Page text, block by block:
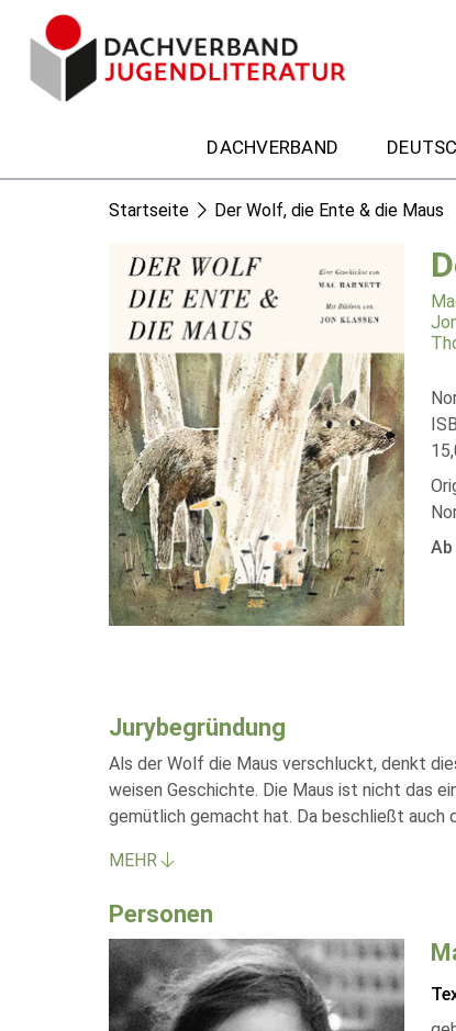
DACHVERBAND
Startseite Der Wolf, die Ente & die Maus
Ab
Jurybegründung
Als der Wolf die Maus verschluckt, denkt
weisen Geschichte. Die Maus ist nicht das
gemütlich gemacht hat. Da beschließt auch
MEHR
Personen